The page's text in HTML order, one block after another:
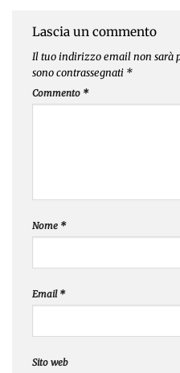
Lascia un commento
Il tuo indirizzo email non sarà
sono contrassegnati *
Commento *
Nome *
Email *
Sito web